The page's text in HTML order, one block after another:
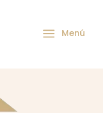
a Menú